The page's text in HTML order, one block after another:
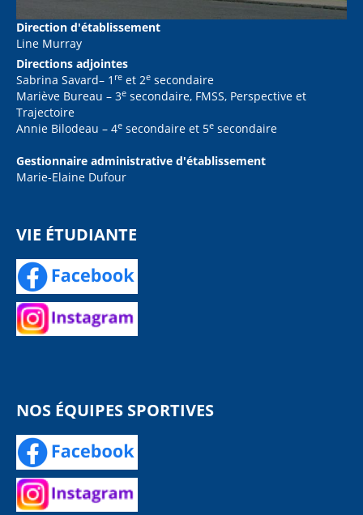
Direction d'établissement
Line Murray
Directions adjointes
Sabrina Savard– 1 re et 2e secondaire
Mariève Bureau – 3e secondaire, FMSS, Perspective et
Trajectoire
Annie Bilodeau – 4e secondaire et 5e secondaire
Gestionnaire administrative d'établissement
Marie-Elaine Dufour
VIE ÉTUDIANTE
NOS ÉQUIPES SPORTIVES